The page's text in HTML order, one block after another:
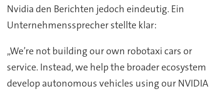
Nvidia den Berichten jedoch eindeutig. Ein
Unternehmenssprecher stellte klar:
„We’re not building our own robotaxi cars or
service. Instead, we help the broader ecosystem
develop autonomous vehicles using our NVIDIA